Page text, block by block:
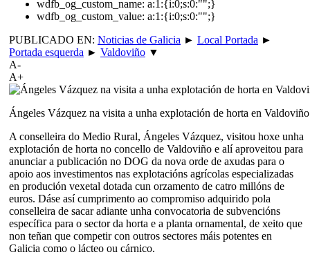
wdfb_og_custom_name: a:1:{i:0;s:0:"";}
wdfb_og_custom_value: a:1:{i:0;s:0:"";}
PUBLICADO EN: Noticias de Galicia ► Local Portada ►
Portada esquerda ► Valdoviño ▼
A-
A+
Ángeles Vázquez na visita a unha explotación de horta en Valdoviño
A conselleira do Medio Rural, Ángeles Vázquez, visitou hoxe unha
explotación de horta no concello de Valdoviño e alí aproveitou para
anunciar a publicación no DOG da nova orde de axudas para o
apoio aos investimentos nas explotacións agrícolas especializadas
en produción vexetal dotada cun orzamento de catro millóns de
euros. Dáse así cumprimento ao compromiso adquirido pola
conselleira de sacar adiante unha convocatoria de subvencións
específica para o sector da horta e a planta ornamental, de xeito que
non teñan que competir con outros sectores máis potentes en
Galicia como o lácteo ou cárnico.